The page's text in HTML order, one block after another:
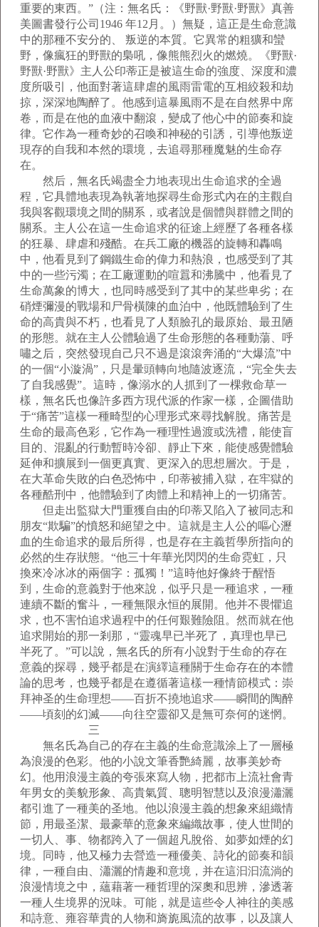
重要的東西。”（注：無名氏：《野獸·野獸·野獸》真善
美圖書發行公司1946 年12月。）無疑，這正是生命意識
中的那種不安分的、 叛逆的本質。它異常的粗獷和蠻
野，像瘋狂的野獸的梟吼，像熊熊烈火的燃燒。《野獸·
野獸·野獸》主人公印蒂正是被這生命的強度、深度和濃
度所吸引，他面對著這肆虐的風雨雷電的互相絞殺和劫
掠，深深地陶醉了。他感到這暴風雨不是在自然界中席
卷，而是在他的血液中翻滾，變成了他心中的節奏和旋
律。它作為一種奇妙的召喚和神秘的引誘，引導他叛逆
現存的自我和本然的環境，去追尋那種魔魅的生命存
在。
然后，無名氏竭盡全力地表現出生命追求的全過
程，它具體地表現為執著地探尋生命形式內在的主觀自
我與客觀環境之間的關系，或者說是個體與群體之間的
關系。主人公在這一生命追求的征途上經歷了各種各樣
的狂暴、肆虐和殘酷。在兵工廠的機器的旋轉和轟鳴
中，他看見到了鋼鐵生命的偉力和熱浪，也感受到了其
中的一些污濁；在工廠運動的喧囂和沸騰中，他看見了
生命萬象的博大，也同時感受到了其中的某些卑劣；在
硝煙彌漫的戰場和尸骨橫陳的血泊中，他既體驗到了生
命的高貴與不朽，也看見了人類臉孔的最原始、最丑陋
的形態。就在主人公體驗過了生命形態的各種動蕩、呼
嘯之后，突然發現自己只不過是滾滾奔涌的“大爆流”中
的一個“小漩渦”，只是暈頭轉向地隨波逐流，“完全失去
了自我感覺”。這時，像溺水的人抓到了一棵救命草一
樣，無名氏也像許多西方現代派的作家一樣，企圖借助
于“痛苦”這樣一種畸型的心理形式來尋找解脫。痛苦是
生命的最高色彩，它作為一種理性過渡或洗禮，能使盲
目的、混亂的行動暫時冷卻、靜止下來，能使感覺體驗
延伸和擴展到一個更真實、更深入的思想層次。于是，
在大革命失敗的白色恐怖中，印蒂被捕入獄，在牢獄的
各種酷刑中，他體驗到了肉體上和精神上的一切痛苦。
但走出監獄大門重獲自由的印蒂又陷入了被同志和
朋友“欺騙”的憤怒和絕望之中。這就是主人公的嘔心瀝
血的生命追求的最后所得，也是存在主義哲學所指向的
必然的生存狀態。“他三十年華光閃閃的生命霓虹，只
換來冷冰冰的兩個字：孤獨！”這時他好像終于醒悟
到，生命的意義對于他來說，似乎只是一種追求，一種
連續不斷的奮斗，一種無限永恒的展開。他并不畏懼追
求，也不害怕追求過程中的任何艱難險阻。然而就在他
追求開始的那一剎那，“靈魂早已半死了，真理也早已
半死了。”可以說，無名氏的所有小說對于生命的存在
意義的探尋，幾乎都是在演繹這種關于生命存在的本體
論的思考，也幾乎都是在遵循著這樣一種情節模式：崇
拜神圣的生命理想——百折不撓地追求——瞬間的陶醉
——頃刻的幻滅——向往空靈卻又是無可奈何的迷惘。
三
無名氏為自己的存在主義的生命意識涂上了一層極
為浪漫的色彩。他的小說文筆香艷綺麗，故事美妙奇
幻。他用浪漫主義的夸張來寫人物，把都市上流社會青
年男女的美貌形象、高貴氣質、聰明智慧以及浪漫瀟灑
都引進了一種美的圣地。他以浪漫主義的想象來組織情
節，用最圣潔、最豪華的意象來編織故事，使人世間的
一切人、事、物都跨入了一個超凡脫俗、如夢如煙的幻
境。同時，他又極力去營造一種優美、詩化的節奏和韻
律，一種自由、瀟灑的情趣和意境，并在這汩汩流淌的
浪漫情境之中，蘊藉著一種哲理的深奧和思辨，滲透著
一種人生境界的況味。可能，就是這些令人神往的美感
和詩意、雍容華貴的人物和旖旎風流的故事，以及讓人